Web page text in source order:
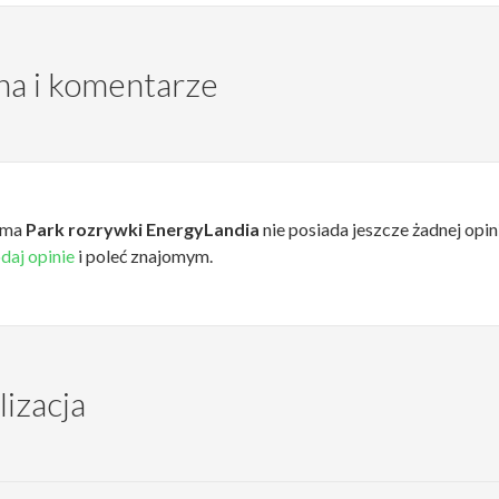
i komentarze
Park rozrywki EnergyLandia nie posiada jeszcze żadnej
opiniei poleć znajomym.